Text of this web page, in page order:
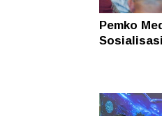
Pemko